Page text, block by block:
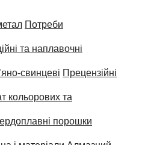
Потреби
та наплавочні
свинцеві Прецензійні
кольорових та
порошки